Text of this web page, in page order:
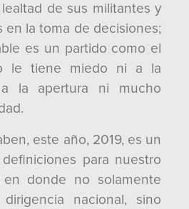
de sus militantes y
en la toma de decisiones;
es un partido como el
le tiene miedo ni a la
la apertura ni mucho
este año, 2019, es un
para nuestro
donde no solamente
nacional, sino